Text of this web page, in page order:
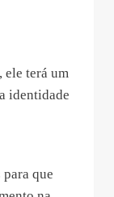
ele terá um
identidade
que